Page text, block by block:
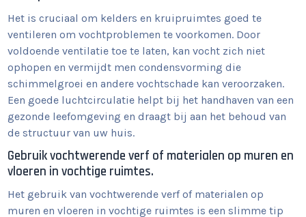
Het is cruciaal om kelders en kruipruimtes goed te
ventileren om vochtproblemen te voorkomen. Door
voldoende ventilatie toe te laten, kan vocht zich niet
ophopen en vermijdt men condensvorming die
schimmelgroei en andere vochtschade kan veroorzaken.
Een goede luchtcirculatie helpt bij het handhaven van een
gezonde leefomgeving en draagt bij aan het behoud van
de structuur van uw huis.
Gebruik vochtwerende verf of materialen op muren en
vloeren in vochtige ruimtes.
Het gebruik van vochtwerende verf of materialen op
muren en vloeren in vochtige ruimtes is een slimme tip